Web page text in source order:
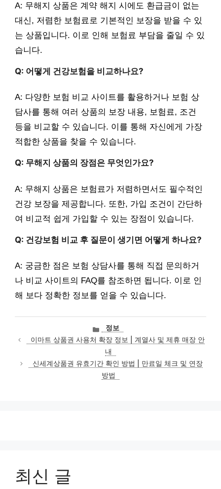
A: 무해지 상품은 계약 해지 시에도 환급금이 없는
대신, 저렴한 보험료로 기본적인 보장을 받을 수 있
는 상품입니다. 이로 인해 보험료 부담을 줄일 수 있
습니다.
Q: 어떻게 건강보험을 비교하나요?
A: 다양한 보험 비교 사이트를 활용하거나 보험 상
담사를 통해 여러 상품의 보장 내용, 보험료, 조건
등을 비교할 수 있습니다. 이를 통해 자신에게 가장
적합한 상품을 찾을 수 있습니다.
Q: 무해지 상품의 장점은 무엇인가요?
A: 무해지 상품은 보험료가 저렴하면서도 필수적인
건강 보장을 제공합니다. 또한, 가입 조건이 간단하
여 비교적 쉽게 가입할 수 있는 장점이 있습니다.
Q: 건강보험 비교 후 질문이 생기면 어떻게 하나요?
A: 궁금한 점은 보험 상담사를 통해 직접 문의하거
나 비교 사이트의 FAQ를 참조하면 됩니다. 이로 인
해 보다 정확한 정보를 얻을 수 있습니다.
카
테
고
리
정보
이마트 상품권 사용처 확장 정보 | 계열사 및 제휴 매장 안
내
신세계상품권 유효기간 확인 방법 | 만료일 체크 및 연장
방법
최신 글